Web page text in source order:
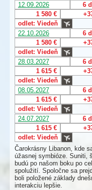
12.09.2026
6
1 580 €
odlet: Viedeň
22.10.2026
6
1 580 €
odlet: Viedeň
28.03.2027
6
1 615 €
odlet: Viedeň
08.05.2027
6
1 615 €
odlet: Viedeň
24.07.2027
6
1 615 €
odlet: Viedeň
Čarokrásny Libanon, kde
úžasnej symbióze. Suniti,
budú po našom boku po
spolužití. Spoločne sa
boli položené základy
interakciu lepšie.